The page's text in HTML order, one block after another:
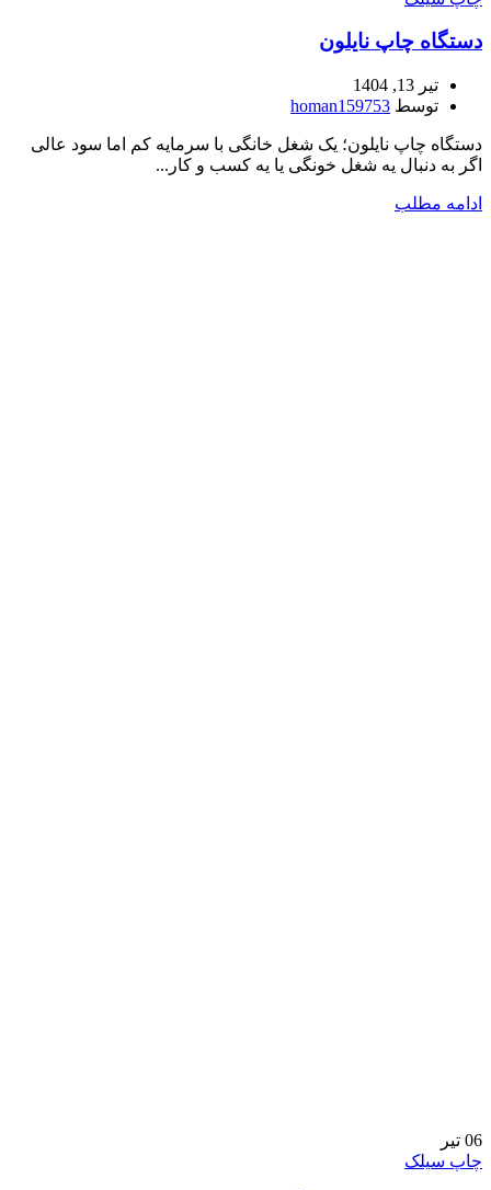
دستگاه چاپ نایلون
تیر 13, 1404
توسط homan159753
دستگاه چاپ نایلون؛ یک شغل خانگی با سرمایه کم اما سود عالی
اگر به دنبال یه شغل خونگی یا یه کسب و کار...
ادامه مطلب
06 تیر
چاپ سیلک